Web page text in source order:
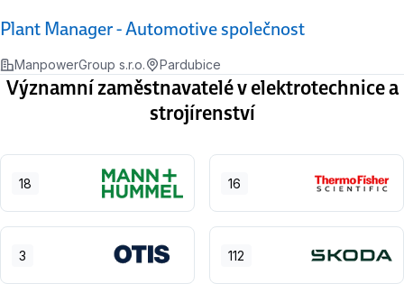
Plant Manager - Automotive společnost
ManpowerGroup s.r.o. Pardubice
Významní zaměstnavatelé v elektrotechnice a
strojírenství
18 16
3 112